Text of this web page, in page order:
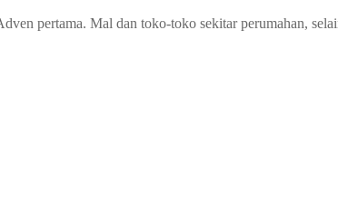
pertama. Mal dan toko-toko sekitar perumahan,